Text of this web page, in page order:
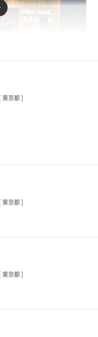
[ 東京都 ]
[ 東京都 ]
[ 東京都 ]